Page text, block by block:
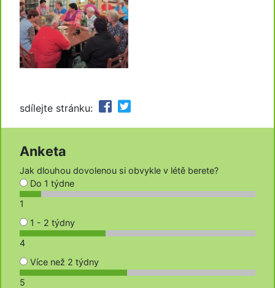
sdílejte stránku:
Anketa
Jak dlouhou dovolenou si obvykle v létě berete?
Do 1 týdne
1
1 - 2 týdny
4
Více než 2 týdny
5